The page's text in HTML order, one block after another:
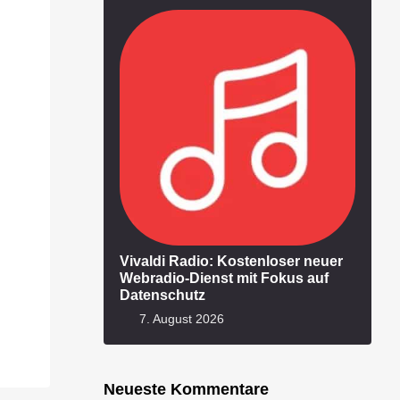
Vivaldi Radio: Kostenloser neuer
Webradio-Dienst mit Fokus auf
Datenschutz
7. August 2026
Neueste Kommentare